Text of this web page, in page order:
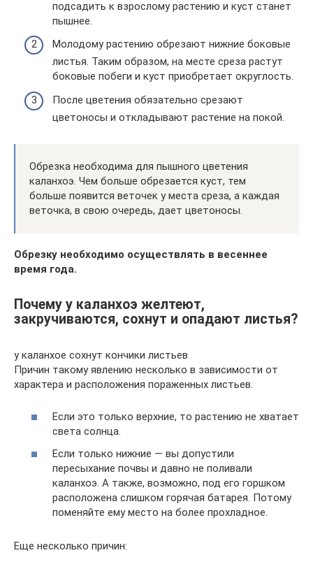
подсадить к взрослому растению и куст станет
пышнее.
Молодому растению обрезают нижние боковые
листья. Таким образом, на месте среза растут
боковые побеги и куст приобретает округлость.
После цветения обязательно срезают
цветоносы и откладывают растение на покой.
Обрезка необходима для пышного цветения
каланхоэ. Чем больше обрезается куст, тем
больше появится веточек у места среза, а каждая
веточка, в свою очередь, дает цветоносы.
Обрезку необходимо осуществлять в весеннее
время года.
Почему у каланхоэ желтеют,
закручиваются, сохнут и опадают листья?
у каланхое сохнут кончики листьев
Причин такому явлению несколько в зависимости от
характера и расположения пораженных листьев.
Если это только верхние, то растению не хватает
света солнца.
Если только нижние — вы допустили
пересыхание почвы и давно не поливали
каланхоэ. А также, возможно, под его горшком
расположена слишком горячая батарея. Потому
поменяйте ему место на более прохладное.
Еще несколько причин: